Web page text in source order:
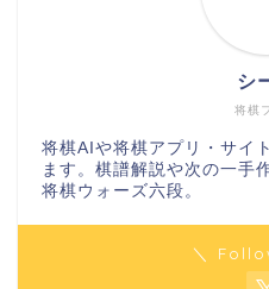
将棋
シ
将棋AIや将棋アプリ・サイ
ます。棋譜解説や次の一手
将棋ウォーズ六段。
＼